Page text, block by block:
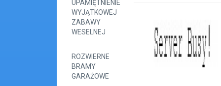
UPAMIĘTNIENIE
WYJĄTKOWEJ
ZABAWY
WESELNEJ
ROZWIERNE
BRAMY
GARAŻOWE